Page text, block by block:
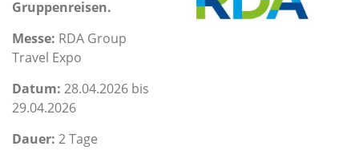
Gruppenreisen.
Messe: RDA Group
Travel Expo
Datum: 28.04.2026 bis
29.04.2026
Dauer: 2 Tage